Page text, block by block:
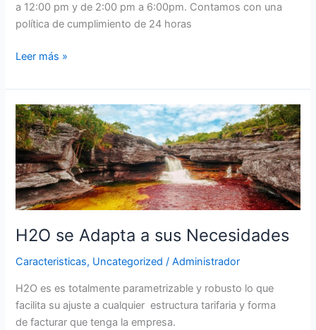
a 12:00 pm y de 2:00 pm a 6:00pm. Contamos con una
política de cumplimiento de 24 horas
Leer más »
H2O se Adapta a sus Necesidades
Caracteristicas, Uncategorized /Administrador
H2O es es totalmente parametrizable y robusto lo que
facilita su ajuste a cualquier estructura tarifaria y forma
de facturar que tenga la empresa.
H2O
se
Adapta
a
sus
Necesidades